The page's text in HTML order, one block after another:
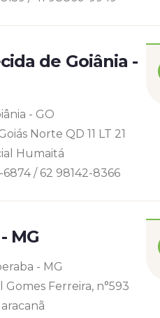
de Goiânia -
- GO
Norte QD 11 LT 21
Humaitá
6874 / 62 98142-8366
MG
- MG
Gomes Ferreira, n°593